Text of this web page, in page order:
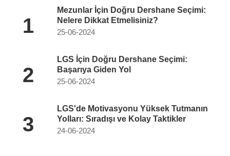
1
Mezunlar İçin Doğru Dershane Seçimi:
Nelere Dikkat Etmelisiniz?
25-06-2024
2
LGS İçin Doğru Dershane Seçimi:
Başarıya Giden Yol
25-06-2024
3
LGS'de Motivasyonu Yüksek Tutmanın
Yolları: Sıradışı ve Kolay Taktikler
24-06-2024